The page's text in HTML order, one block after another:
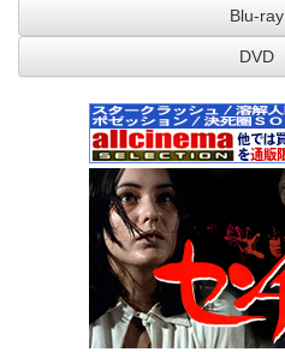
Blu-ray
DVD